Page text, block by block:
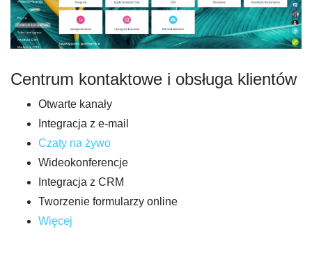
Centrum kontaktowe i obsługa klientów
Otwarte kanały
Integracja z e-mail
Czaty na żywo
Wideokonferencje
Integracja z CRM
Tworzenie formularzy online
Więcej